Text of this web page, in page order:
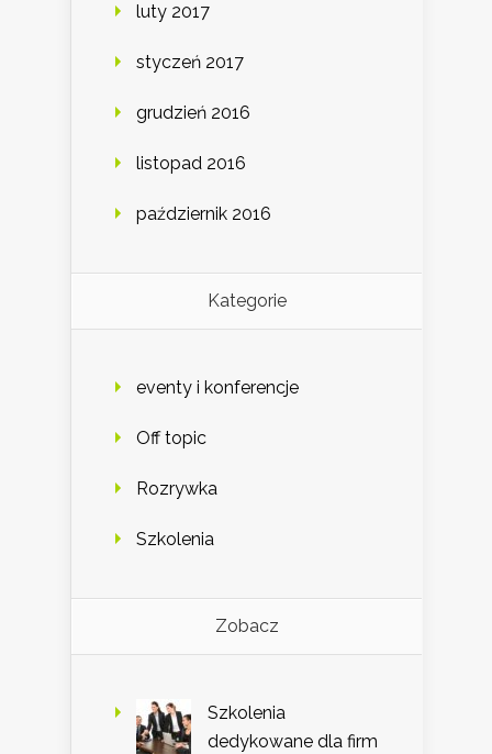
luty 2017
styczeń 2017
grudzień 2016
listopad 2016
październik 2016
Kategorie
eventy i konferencje
Off topic
Rozrywka
Szkolenia
Zobacz
Szkolenia
dedykowane dla firm